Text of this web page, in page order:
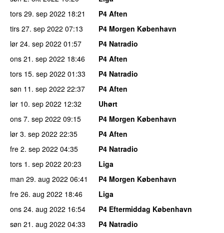
tors 29. sep 2022 18:21
P4 Aften
tirs 27. sep 2022 07:13
P4 Morgen København
lør 24. sep 2022 01:57
P4 Natradio
ons 21. sep 2022 18:46
P4 Aften
tors 15. sep 2022 01:33
P4 Natradio
søn 11. sep 2022 22:37
P4 Aften
lør 10. sep 2022 12:32
Uhørt
ons 7. sep 2022 09:15
P4 Morgen København
lør 3. sep 2022 22:35
P4 Aften
fre 2. sep 2022 04:35
P4 Natradio
tors 1. sep 2022 20:23
Liga
man 29. aug 2022 06:41
P4 Morgen København
fre 26. aug 2022 18:46
Liga
ons 24. aug 2022 16:54
P4 Eftermiddag København
søn 21. aug 2022 04:33
P4 Natradio